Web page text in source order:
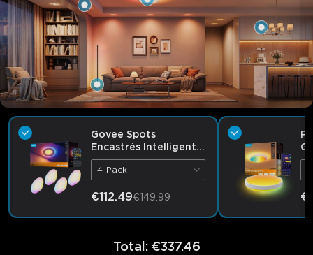
Govee Spots
Encastrés Intelligents
Pro 99 mm avec
Veilleuse
4-Pack
€112.49€149.99
Total : €337.46